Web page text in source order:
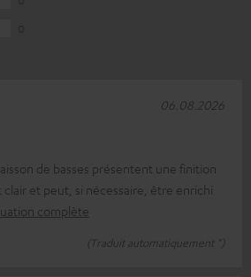
de basses présentent une finition
clair et peut, si nécessaire, être enrichi
complète
(Traduit automatiquement *)
06.08.2026